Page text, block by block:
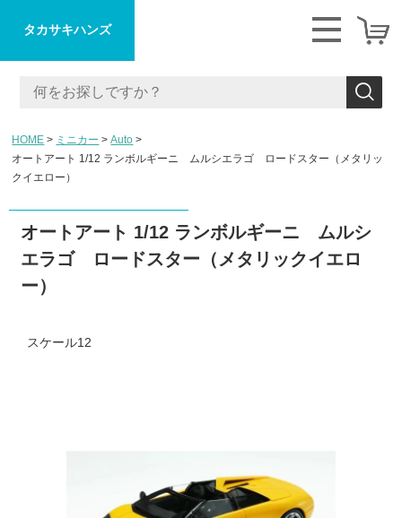
タカサキハンズ
HOME ミニカー
Auto
オートアート 1/12 ランボルギーニ ムルシエラゴ ロードスター（メタリッ
クイエロー）
オートアート 1/12 ランボルギーニ ムルシ
エラゴ ロードスター（メタリックイエロ
ー）
スケール12